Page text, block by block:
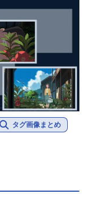
タグ画像まとめ